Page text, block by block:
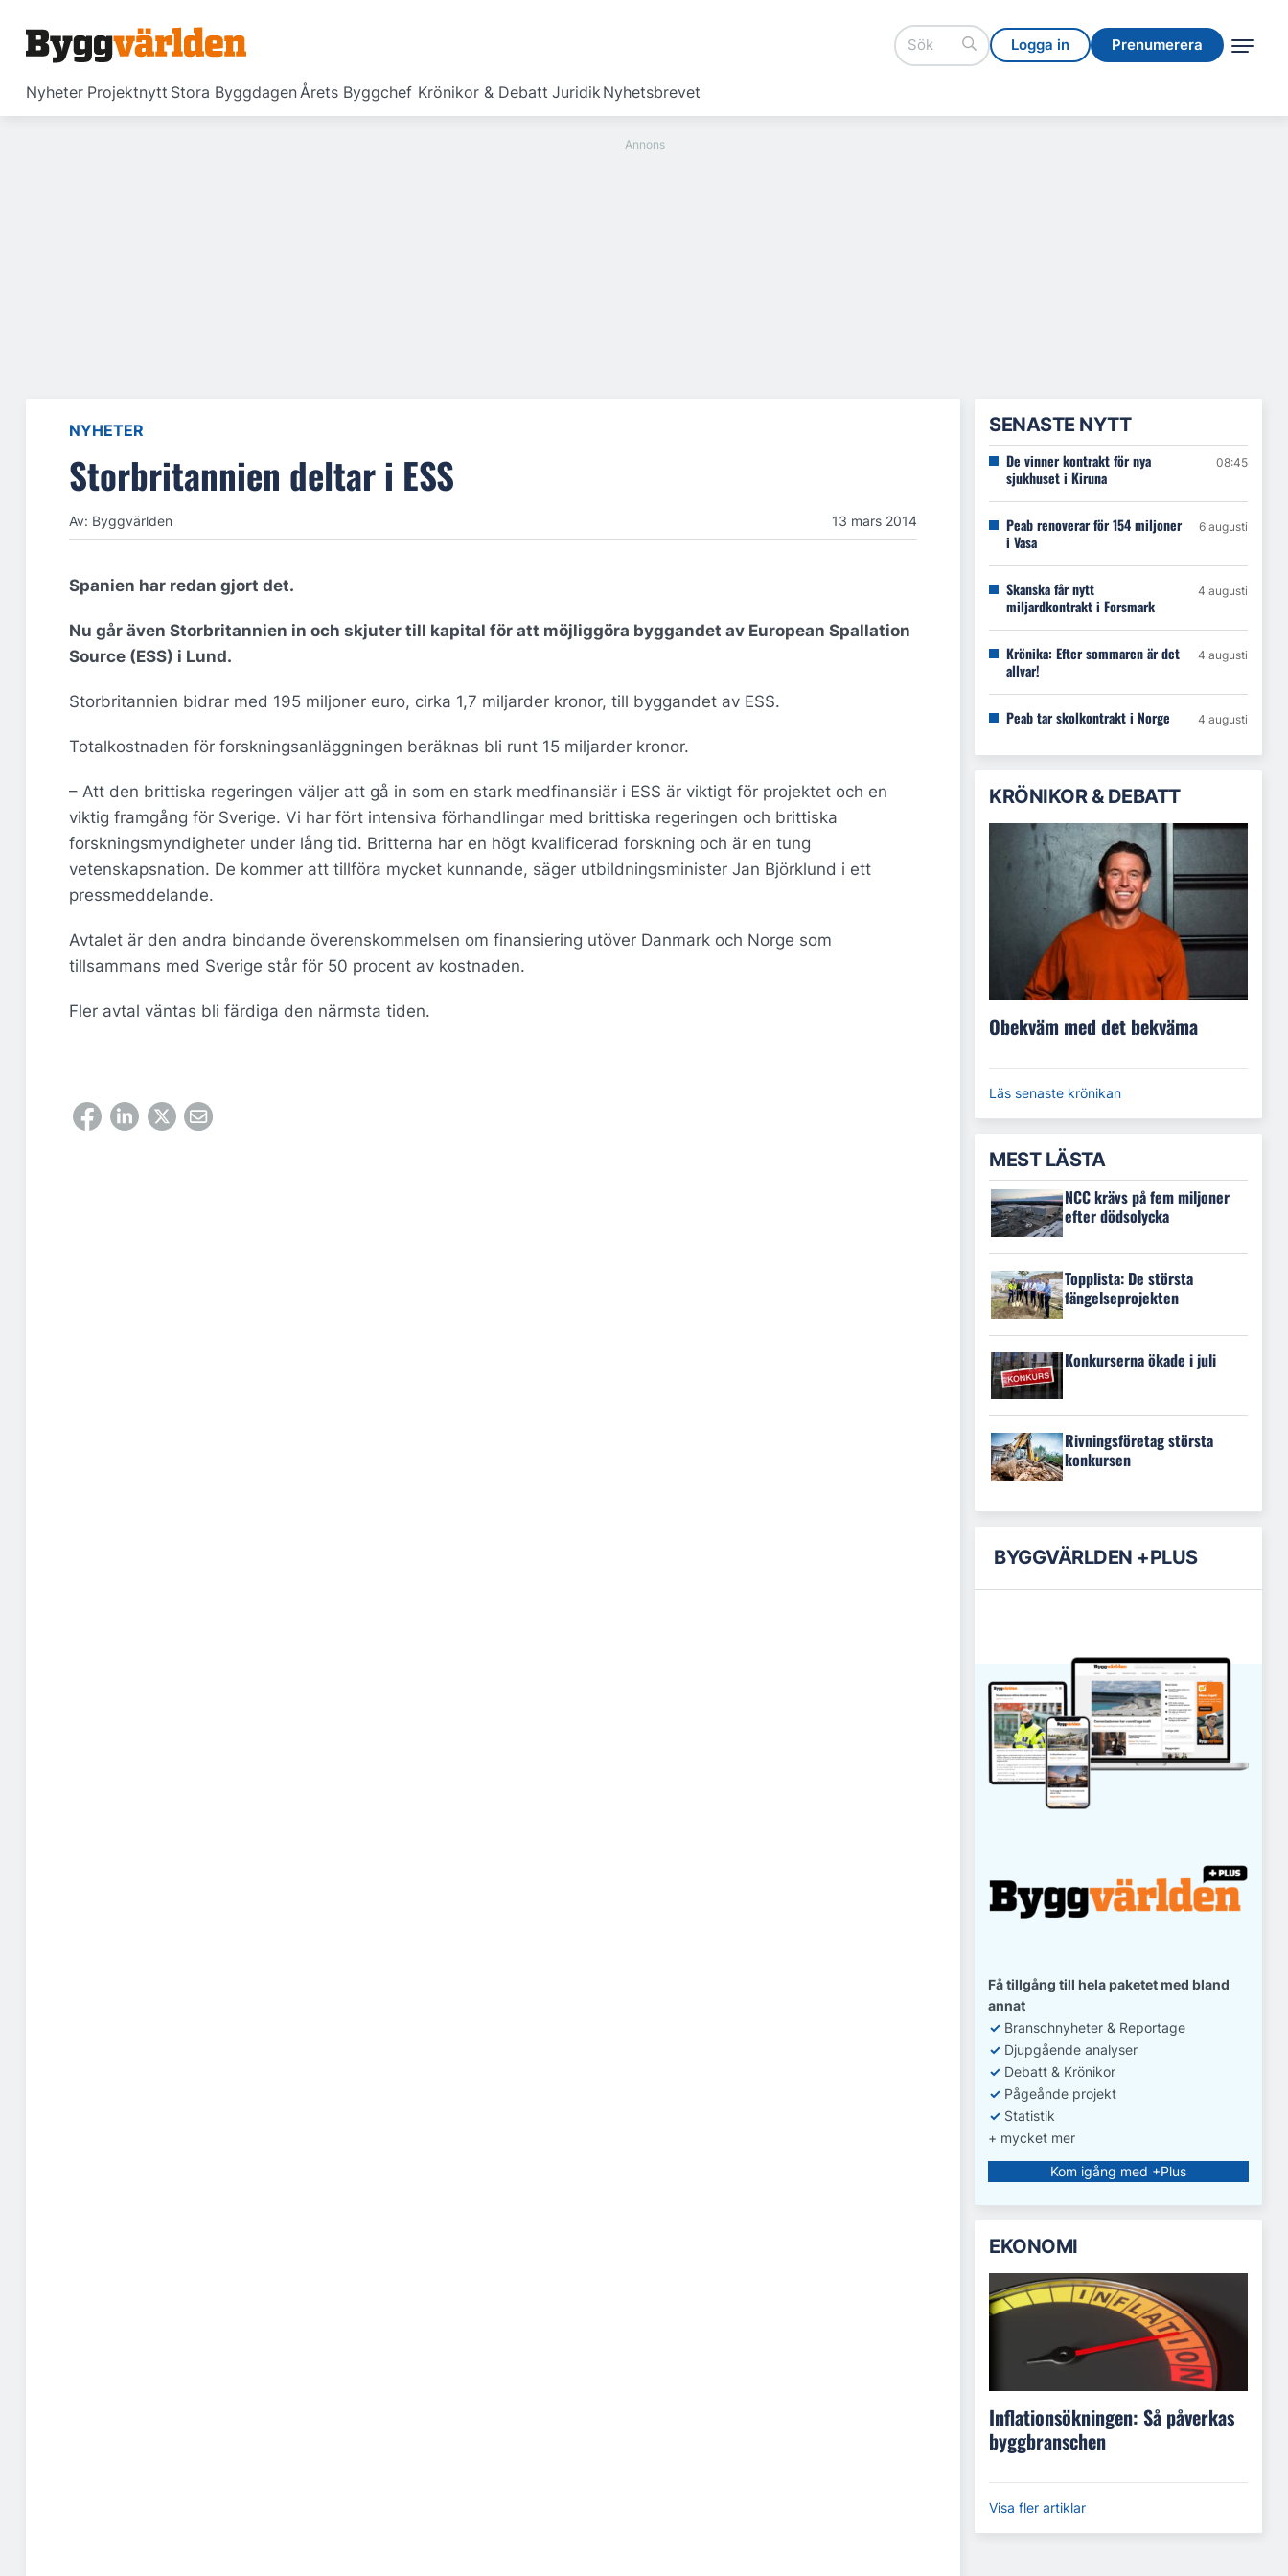
Logga in Prenumerera
Nyheter Projektnytt Stora ByggdagenÅrets Byggchef Krönikor & Debatt JuridikNyhetsbrevet
Logga in Prenumerera
NYHETER
Storbritannien deltar i ESS
Av: Byggvärlden 13 mars 2014
Spanien har redan gjort det.
Nu går även Storbritannien in och skjuter till kapital för att möjliggöra byggandet av European Spallation
Source (ESS) i Lund.
Storbritannien bidrar med 195 miljoner euro, cirka 1,7 miljarder kronor, till byggandet av ESS.
Totalkostnaden för forskningsanläggningen beräknas bli runt 15 miljarder kronor.
– Att den brittiska regeringen väljer att gå in som en stark medfinansiär i ESS är viktigt för projektet och en
viktig framgång för Sverige. Vi har fört intensiva förhandlingar med brittiska regeringen och brittiska
forskningsmyndigheter under lång tid. Britterna har en högt kvalificerad forskning och är en tung
vetenskapsnation. De kommer att tillföra mycket kunnande, säger utbildningsminister Jan Björklund i ett
pressmeddelande.
Avtalet är den andra bindande överenskommelsen om finansiering utöver Danmark och Norge som
tillsammans med Sverige står för 50 procent av kostnaden.
Fler avtal väntas bli färdiga den närmsta tiden.
SENASTE NYTT
De vinner kontrakt för nya
sjukhuset i Kiruna
08:45
Peab renoverar för 154 miljoner
i Vasa
6 augusti
Skanska får nytt
miljardkontrakt i Forsmark
4 augusti
Krönika: Efter sommaren är det
allvar!
4 augusti
Peab tar skolkontrakt i Norge 4 augusti
KRÖNIKOR & DEBATT
Obekväm med det bekväma
Läs senaste krönikan
MEST LÄSTA
NCC krävs på fem miljoner
efter dödsolycka
Topplista: De största
fängelseprojekten
Konkurserna ökade i juli
Rivningsföretag största
konkursen
BYGGVÄRLDEN +PLUS
Få tillgång till hela paketet med bland
annat
✓ Branschnyheter & Reportage
✓ Djupgående analyser
✓ Debatt & Krönikor
✓ Pågeånde projekt
✓ Statistik
+ mycket mer
Kom igång med +Plus
EKONOMI
Inflationsökningen: Så påverkas
byggbranschen
Visa fler artiklar